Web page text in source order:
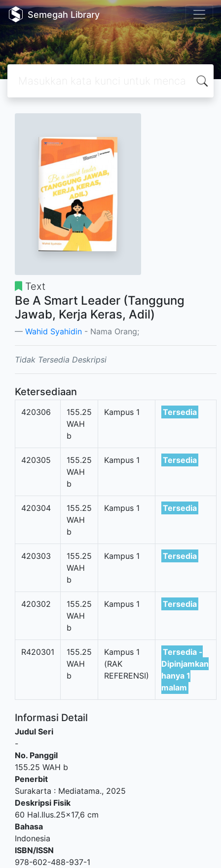
Semegah Library
Text
Be A Smart Leader (Tanggung
Jawab, Kerja Keras, Adil)
Wahid Syahidin - Nama Orang;
Tidak Tersedia Deskripsi
Ketersediaan
420306
155.25
WAH
b
Kampus 1 Tersedia
420305
155.25
WAH
b
Kampus 1 Tersedia
420304
155.25
WAH
b
Kampus 1 Tersedia
420303
155.25
WAH
b
Kampus 1 Tersedia
420302
155.25
WAH
b
Kampus 1 Tersedia
R420301
155.25
WAH
b
Kampus 1
(RAK
REFERENSI)
Tersedia -
Dipinjamkan
hanya 1
malam
Informasi Detail
Judul Seri
-
No. Panggil
155.25 WAH b
Penerbit
Surakarta : Mediatama., 2025
Deskripsi Fisik
60 Hal.Ilus.25x17,6 cm
Bahasa
Indonesia
ISBN/ISSN
978-602-488-937-1